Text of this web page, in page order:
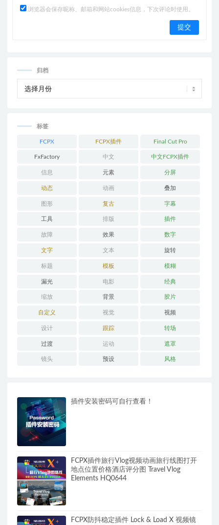
浏览器会保存昵称、邮箱和网站cookies信息，下次评论时使用。
归档
标签
FCPX FCPX插件 Final Cut Pro
FxFactory 中文 中文FCPX插件
信息 元素 分屏
动态 动画 叠加
图形 复古 字幕
工具 排版 插件
故障 效果 数字
文字 文本 旋转
标题 模板 模糊
漏光 电影 经典
缩放 背景 胶片
自定义 视觉 视频
设计 跟踪 转场
过渡 运动 遮罩
镜头 预设 风格
插件安装密码可自行查看！
FCPX插件旅行Vlog视频动画旅行线图打开
地点位置价格酒店评分图 Travel Vlog
Elements HQ0644
FCPX防抖稳定插件 Lock & Load X 视频镜